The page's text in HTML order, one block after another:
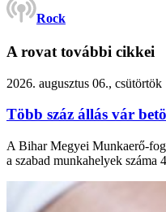
Rock
A rovat további cikkei
2026. augusztus 06., csütörtök
Több száz állás vár
A Bihar Megyei Munkaerő-
a szabad munkahelyek száma